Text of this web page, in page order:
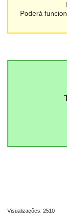
Poderá
Visualizações: 2510